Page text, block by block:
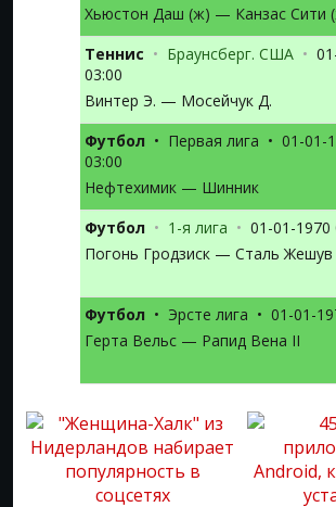
Хьюстон Даш (ж) — Канзас Сити
Теннис • Браунсберг. США •
03:00
Винтер Э. — Мосейчук Д.
Футбол • Первая лига • 01-01-
03:00
Нефтехимик — Шинник
Футбол • 1-я лига • 01-01-1970
Погонь Гродзиск — Сталь Жешув
Футбол • Эрсте лига • 01-01-
Герта Вельс — Рапид Вена II